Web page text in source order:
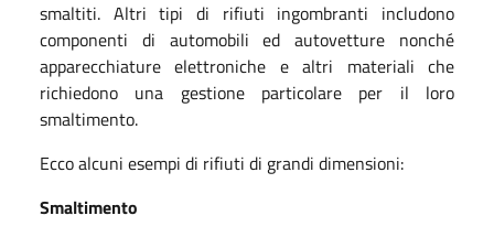
smaltiti. Altri tipi di rifiuti ingombranti includono
componenti di automobili ed autovetture nonché
apparecchiature elettroniche e altri materiali che
richiedono una gestione particolare per il loro
smaltimento.
Ecco alcuni esempi di rifiuti di grandi dimensioni:
Smaltimento